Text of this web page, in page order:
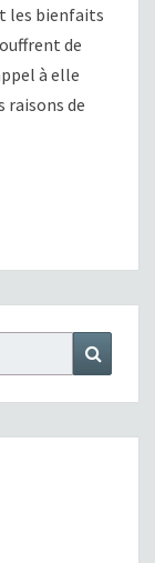
les bienfaits
de
à elle
raisons de